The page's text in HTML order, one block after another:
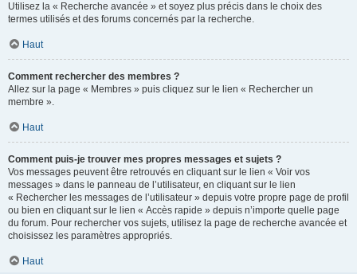
Utilisez la « Recherche avancée » et soyez plus précis dans le choix des
termes utilisés et des forums concernés par la recherche.
Haut
Comment rechercher des membres ?
Allez sur la page « Membres » puis cliquez sur le lien « Rechercher un
membre ».
Haut
Comment puis-je trouver mes propres messages et sujets ?
Vos messages peuvent être retrouvés en cliquant sur le lien « Voir vos
messages » dans le panneau de l’utilisateur, en cliquant sur le lien
« Rechercher les messages de l’utilisateur » depuis votre propre page de profil
ou bien en cliquant sur le lien « Accès rapide » depuis n’importe quelle page
du forum. Pour rechercher vos sujets, utilisez la page de recherche avancée et
choisissez les paramètres appropriés.
Haut